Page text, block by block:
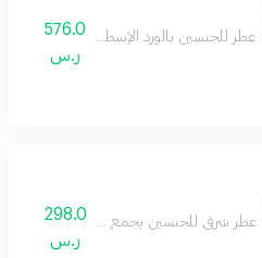
عطر للجنسين بالورد الإسطنبولي والعود
576.0
ر.س
عطر شرقي للجنسين يجمع الورد والعود
298.0
ر.س